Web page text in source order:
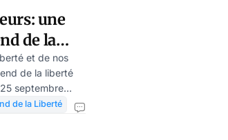
une
de la
– par
et de nos
de la liberté
septembre
a. C’est jouir de
en
de la Liberté